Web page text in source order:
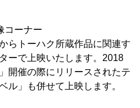
コーナー
らトーハク所蔵作品に関連す
ーで上映いたします。2018
開催の際にリリースされたテ
ル」も併せて上映します。